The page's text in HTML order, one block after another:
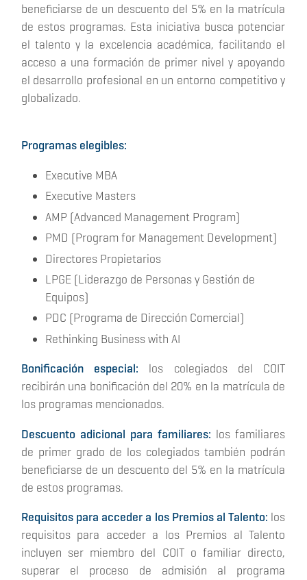
beneficiarse de un descuento del 5% en la matrícula
de estos programas. Esta iniciativa busca potenciar
el talento y la excelencia académica, facilitando el
acceso a una formación de primer nivel y apoyando
el desarrollo profesional en un entorno competitivo y
globalizado.
Programas elegibles:
Executive MBA
Executive Masters
AMP (Advanced Management Program)
PMD (Program for Management Development)
Directores Propietarios
LPGE (Liderazgo de Personas y Gestión de
Equipos)
PDC (Programa de Dirección Comercial)
Rethinking Business with AI
Bonificación especial: los colegiados del COIT
recibirán una bonificación del 20% en la matrícula de
los programas mencionados.
Descuento adicional para familiares: los familiares
de primer grado de los colegiados también podrán
beneficiarse de un descuento del 5% en la matrícula
de estos programas.
Requisitos para acceder a los Premios al Talento: los
requisitos para acceder a los Premios al Talento
incluyen ser miembro del COIT o familiar directo,
superar el proceso de admisión al programa